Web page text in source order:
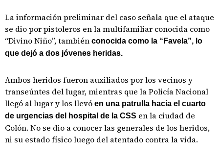
La información preliminar del caso señala que el ataque
se dio por pistoleros en la multifamiliar conocida como
“Divino Niño”, también conocida como la “Favela”, lo
que dejó a dos jóvenes heridas.
Ambos heridos fueron auxiliados por los vecinos y
transeúntes del lugar, mientras que la Policía Nacional
llegó al lugar y los llevó en una patrulla hacia el cuarto
de urgencias del hospital de la CSS en la ciudad de
Colón. No se dio a conocer las generales de los heridos,
ni su estado físico luego del atentado contra la vida.